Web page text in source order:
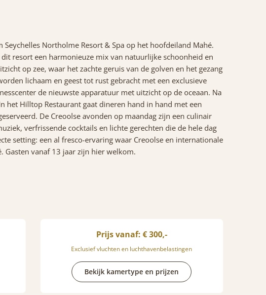
Northolme Resort & Spa op het hoofdeiland Mahé.
resort een harmonieuze mix van natuurlijke schoonheid en
op zee, waar het zachte geruis van de golven en het gezang
lichaam en geest tot rust gebracht met een exclusieve
de nieuwste apparatuur met uitzicht op de oceaan. Na
Hilltop Restaurant gaat dineren hand in hand met een
De Creoolse avonden op maandag zijn een culinair
verfrissende cocktails en lichte gerechten die de hele dag
setting: een al fresco-ervaring waar Creoolse en internationale
Gasten vanaf 13 jaar zijn hier welkom.
Prijs vanaf: € 300,-
Exclusief vluchten en luchthavenbelastingen
Bekijk kamertype en prijzen